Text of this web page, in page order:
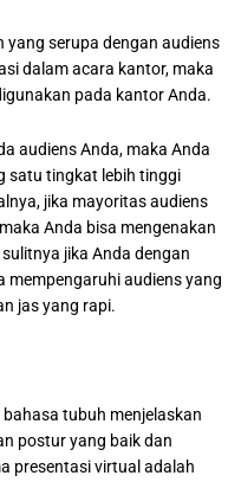
yang serupa dengan audiens
dalam acara kantor, maka
pada kantor Anda.
audiens Anda, maka Anda
satu tingkat lebih tinggi
jika mayoritas audiens
Anda bisa mengenakan
jika Anda dengan
mempengaruhi audiens yang
jas yang rapi.
tubuh menjelaskan
postur yang baik dan
presentasi virtual adalah